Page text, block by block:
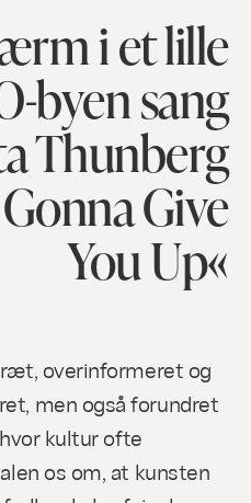
i et lille
byen sang
Thunberg
Give
You Up«
overinformeret og
men også forundret
kultur ofte
os om, at kunsten